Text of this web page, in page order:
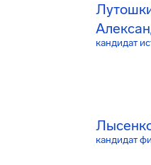
кандидат
кандидат